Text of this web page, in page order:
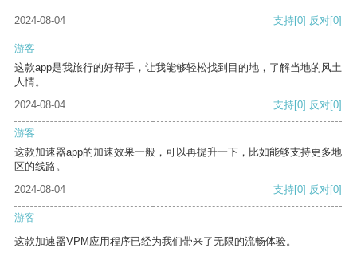
2024-08-04 支持[0] 反对[0]
游客
这款app是我旅行的好帮手，让我能够轻松找到目的地，了解当地的风土
人情。
2024-08-04
支持[0] 反对[0]
游客
这款加速器app的加速效果一般，可以再提升一下，比如能够支持更多地
区的线路。
2024-08-04
支持[0] 反对[0]
游客
这款加速器VPM应用程序已经为我们带来了无限的流畅体验。